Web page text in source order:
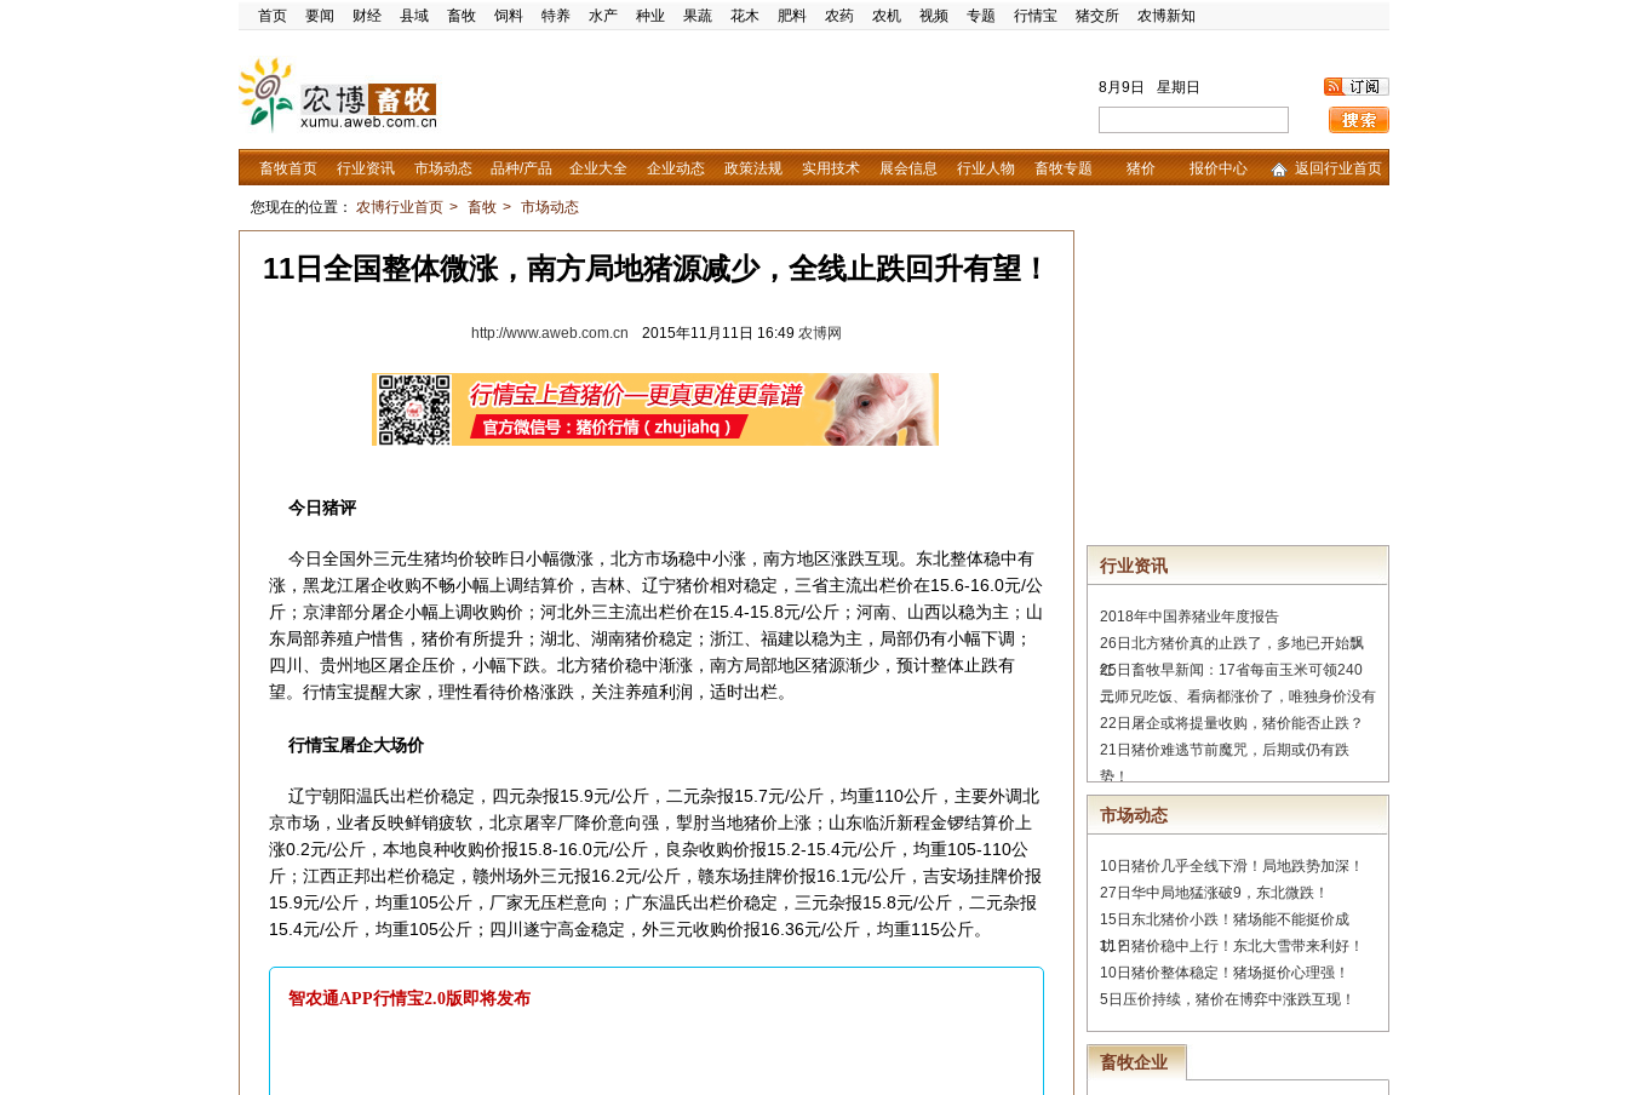
首页 要闻 财经 县域 畜牧 饲料 特养 水产 种业 果蔬 花木 肥料 农药 农机 视频 专题 行情宝 猪交所 农博新知
8月9日 星期日
畜牧首页 行业资讯 市场动态 品种/产品 企业大全 企业动态 政策法规 实用技术 展会信息 行业人物 畜牧专题 猪价 报价中心 返回行业首页
您现在的位置： 农博行业首页 > 畜牧 > 市场动态
11日全国整体微涨，南方局地猪源减少，全线止跌回升有望！
http://www.aweb.com.cn 2015年11月11日 16:49 农博网
今日猪评
今日全国外三元生猪均价较昨日小幅微涨，北方市场稳中小涨，南方地区涨跌互现。东北整体稳中有
涨，黑龙江屠企收购不畅小幅上调结算价，吉林、辽宁猪价相对稳定，三省主流出栏价在15.6-16.0元/公
斤；京津部分屠企小幅上调收购价；河北外三主流出栏价在15.4-15.8元/公斤；河南、山西以稳为主；山
东局部养殖户惜售，猪价有所提升；湖北、湖南猪价稳定；浙江、福建以稳为主，局部仍有小幅下调；
四川、贵州地区屠企压价，小幅下跌。北方猪价稳中渐涨，南方局部地区猪源渐少，预计整体止跌有
望。行情宝提醒大家，理性看待价格涨跌，关注养殖利润，适时出栏。
行情宝屠企大场价
辽宁朝阳温氏出栏价稳定，四元杂报15.9元/公斤，二元杂报15.7元/公斤，均重110公斤，主要外调北
京市场，业者反映鲜销疲软，北京屠宰厂降价意向强，掣肘当地猪价上涨；山东临沂新程金锣结算价上
涨0.2元/公斤，本地良种收购价报15.8-16.0元/公斤，良杂收购价报15.2-15.4元/公斤，均重105-110公
斤；江西正邦出栏价稳定，赣州场外三元报16.2元/公斤，赣东场挂牌价报16.1元/公斤，吉安场挂牌价报
15.9元/公斤，均重105公斤，厂家无压栏意向；广东温氏出栏价稳定，三元杂报15.8元/公斤，二元杂报
15.4元/公斤，均重105公斤；四川遂宁高金稳定，外三元收购价报16.36元/公斤，均重115公斤。
智农通APP行情宝2.0版即将发布
行业资讯
2018年中国养猪业年度报告
26日北方猪价真的止跌了，多地已开始飘
红
25日畜牧早新闻：17省每亩玉米可领240
元
二师兄吃饭、看病都涨价了，唯独身价没有
22日屠企或将提量收购，猪价能否止跌？
21日猪价难逃节前魔咒，后期或仍有跌
势！
市场动态
10日猪价几乎全线下滑！局地跌势加深！
27日华中局地猛涨破9，东北微跌！
15日东北猪价小跌！猪场能不能挺价成
功？
11日猪价稳中上行！东北大雪带来利好！
10日猪价整体稳定！猪场挺价心理强！
5日压价持续，猪价在博弈中涨跌互现！
畜牧企业